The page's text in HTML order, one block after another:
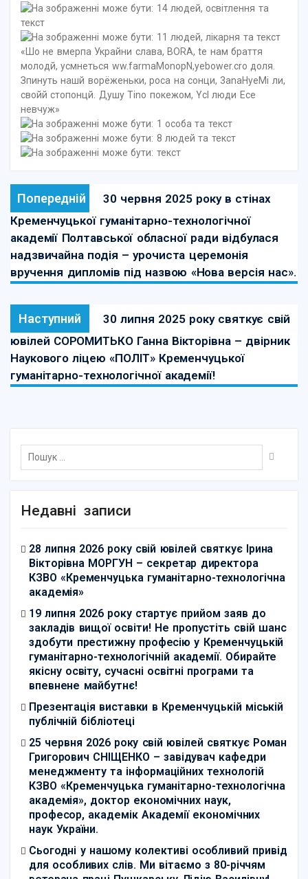
Попередній
30 червня 2025 року в стінах
Кременчуцької гуманітарно-технологічної
академії Полтавської обласної ради відбулася
надзвичайна подія – урочиста церемонія
вручення дипломів під назвою «Нова версія нас».
Наступний
30 липня 2025 року святкує свій
ювілей СОРОМИТЬКО Ганна Вікторівна – двірник
Наукового ліцею «ПОЛІТ» Кременчуцької
гуманітарно-технологічної академії!
Недавні записи
28 липня 2026 року свій ювілей святкує Ірина
Вікторівна МОРГУН – секретар директора
КЗВО «Кременчуцька гуманітарно-технологічна
академія»
19 липня 2026 року стартує прийом заяв до
закладів вищої освіти! Не пропустіть свій шанс
здобути престижну професію у Кременчуцькій
гуманітарно-технологічній академії. Обирайте
якісну освіту, сучасні освітні програми та
впевнене майбутнє!
Презентація виставки в Кременчуцькій міській
публічній бібліотеці
25 червня 2026 року свій ювілей святкує Роман
Григорович СНІЩЕНКО – завідувач кафедри
менеджменту та інформаційних технологій
КЗВО «Кременчуцька гуманітарно-технологічна
академія», доктор економічних наук,
професор, академік Академії економічних
наук України.
Сьогодні у нашому колективі особливий привід
для особливих слів. Ми вітаємо з 80-річчям